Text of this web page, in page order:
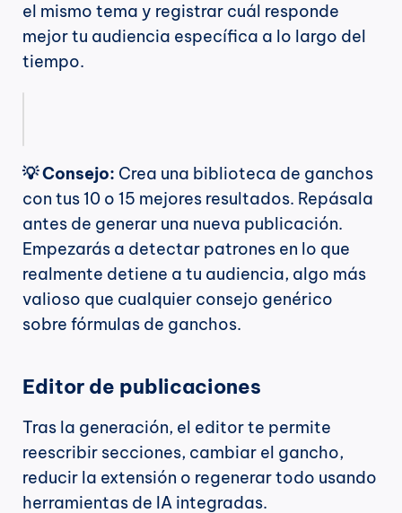
el mismo tema y registrar cuál responde
mejor tu audiencia específica a lo largo del
tiempo.
💡 Consejo: Crea una biblioteca de ganchos
con tus 10 o 15 mejores resultados. Repásala
antes de generar una nueva publicación.
Empezarás a detectar patrones en lo que
realmente detiene a tu audiencia, algo más
valioso que cualquier consejo genérico
sobre fórmulas de ganchos.
Editor de publicaciones
Tras la generación, el editor te permite
reescribir secciones, cambiar el gancho,
reducir la extensión o regenerar todo usando
herramientas de IA integradas.